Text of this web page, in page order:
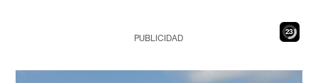
21
PUBLICIDAD